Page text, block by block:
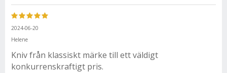
2024-06-20
Helene
Kniv från klassiskt märke till ett väldigt
konkurrenskraftigt pris.